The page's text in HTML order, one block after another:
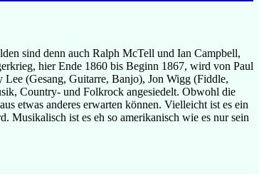
sind denn auch Ralph McTell und Ian Campbell,
hier Ende 1860 bis Beginn 1867, wird von Paul
(Gesang, Guitarre, Banjo), Jon Wigg (Fiddle,
Country- und Folkrock angesiedelt. Obwohl die
etwas anderes erwarten können. Vielleicht ist es ein
Musikalisch ist es eh so amerikanisch wie es nur sein